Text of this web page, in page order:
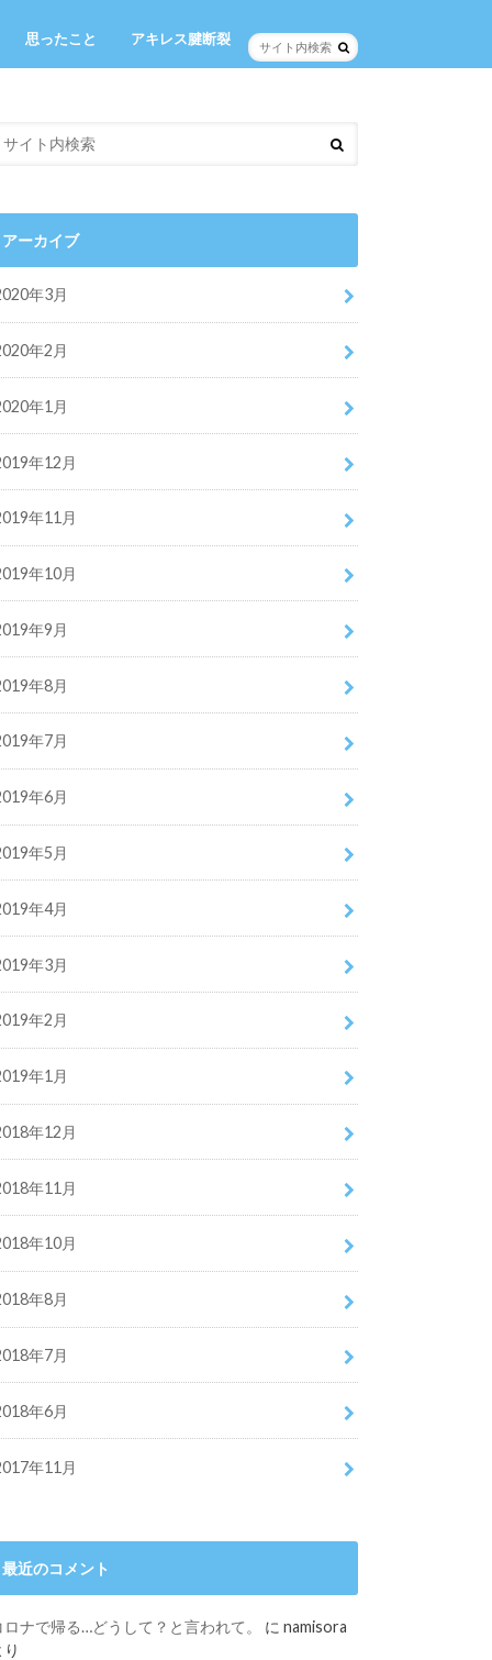
思ったこと アキレス腱断裂
アーカイブ
年3月
年2月
年1月
年12月
年11月
年10月
年9月
年8月
年7月
年6月
年5月
年4月
年3月
年2月
年1月
年12月
年11月
年10月
年8月
年7月
年6月
年11月
最近のコメント
ロナで帰る…どうして？と言われて。 に namisora
り